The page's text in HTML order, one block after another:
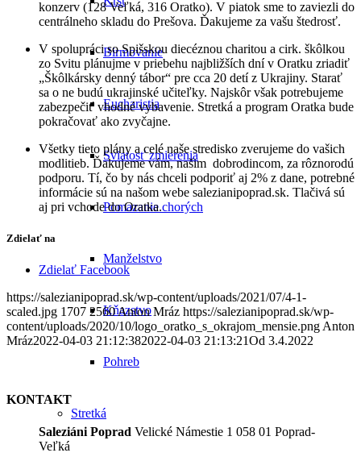
Birmovanie
Eucharistia
Sviatosť zmierenia
Pomazanie chorých
Manželstvo
Kňazstvo
Pohreb
Stretká
konzerv (128 Veľká, 316 Oratko). V piatok sme to zaviezli do
centrálneho skladu do Prešova. Ďakujeme za vašu štedrosť.
V spolupráci so Spišskou diecéznou charitou a cirk. škôlkou
zo Svitu plánujme v priebehu najbližších dní v Oratku zriadiť
„Škôlkársky denný tábor“ pre cca 20 detí z Ukrajiny. Starať
sa o ne budú ukrajinské učiteľky. Najskôr však potrebujeme
zabezpečiť vhodné vybavenie. Stretká a program Oratka bude
pokračovať ako zvyčajne.
Všetky tieto plány a celé naše stredisko zverujeme do vašich
modlitieb. Ďakujeme vám, našim dobrodincom, za rôznorodú
podporu. Tí, čo by nás chceli podporiť aj 2% z dane, potrebné
informácie sú na našom webe salezianipoprad.sk. Tlačivá sú
aj pri vchode do Oratka.
Zdielať na
Zdielať Facebook
https://salezianipoprad.sk/wp-content/uploads/2021/07/4-1-
scaled.jpg 1707 2560Anton Mráz https://salezianipoprad.sk/wp-
content/uploads/2020/10/logo_oratko_s_okrajom_mensie.png Anton
Mráz2022-04-03 21:12:382022-04-03 21:13:21Od 3.4.2022
KONTAKT
Saleziáni Poprad Velické Námestie 1 058 01 Poprad-
Veľká